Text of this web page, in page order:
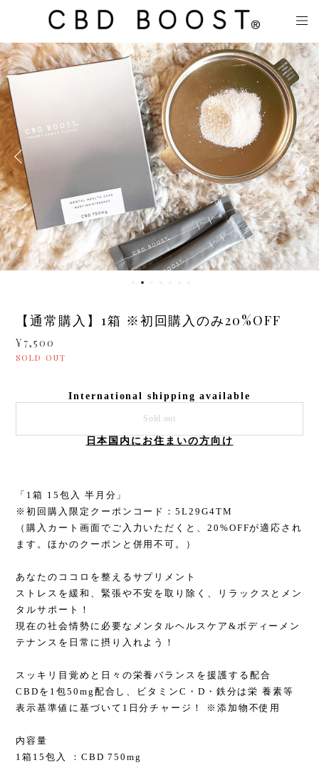
【通常購入】1箱 ※初回購入のみ20%OFF
¥7,500
SOLD OUT
International shipping available
Sold out
日本国内にお住まいの方向け
「1箱 15包入 半月分」
※初回購入限定クーポンコード：5L29G4TM
（購入カート画面でご入力いただくと、20%OFFが適応され
ます。ほかのクーポンと併用不可。）
あなたのココロを整えるサプリメント
ストレスを緩和、緊張や不安を取り除く、リラックスとメン
タルサポート！
現在の社会情勢に必要なメンタルヘルスケア&ボディーメン
テナンスを日常に摂り入れよう！
スッキリ目覚めと日々の栄養バランスを援護する配合
CBDを1包50mg配合し、ビタミンC・D・鉄分は栄 養素等
表示基準値に基づいて1日分チャージ！ ※添加物不使用
内容量
1箱15包入 ：CBD 750mg